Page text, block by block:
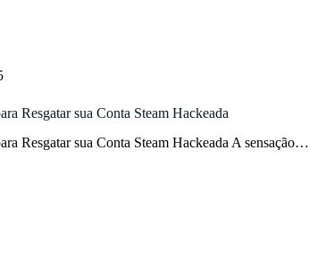
Resgatar sua Conta Steam Hackeada
Resgatar sua Conta Steam Hackeada A sensação…